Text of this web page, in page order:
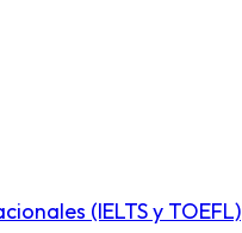
(IELTS y TOEFL)